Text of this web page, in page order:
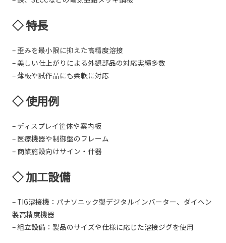
◇ 特長
– 歪みを最小限に抑えた高精度溶接
– 美しい仕上がりによる外観部品の対応実績多数
– 薄板や試作品にも柔軟に対応
◇ 使用例
– ディスプレイ筐体や案内板
– 医療機器や制御盤のフレーム
– 商業施設向けサイン・什器
◇ 加工設備
– TIG溶接機：パナソニック製デジタルインバーター、ダイヘン
製高精度機器
– 組立設備：製品のサイズや仕様に応じた溶接ジグを使用